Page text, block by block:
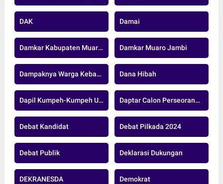
DAK Damai
Damkar Kabupaten Muaro Jambi Damkar Muaro Jambi
Dampaknya Warga Kebanjiran Dana Hibah
Dapil Kumpeh-Kumpeh Ulu Daptar Calon Perseorangan.
Debat Kandidat Debat Pilkada 2024
Debat Publik Deklarasi Dukungan
DEKRANESDA Demokrat